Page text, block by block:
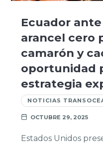
Ecuador
arancel cero
camarón y
oportunidad
estrategia
NOTICIAS
OCTUBRE 29, 2025
Estados Unidos